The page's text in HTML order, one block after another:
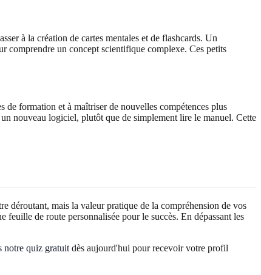
à la création de cartes mentales et de flashcards. Un
comprendre un concept scientifique complexe. Ces petits
de formation et à maîtriser de nouvelles compétences plus
nouveau logiciel, plutôt que de simplement lire le manuel. Cette
déroutant, mais la valeur pratique de la compréhension de vos
de route personnalisée pour le succès. En dépassant les
notre quiz gratuit dès aujourd'hui pour recevoir votre profil